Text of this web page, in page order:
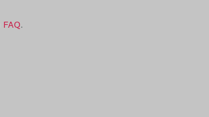
FAQ.